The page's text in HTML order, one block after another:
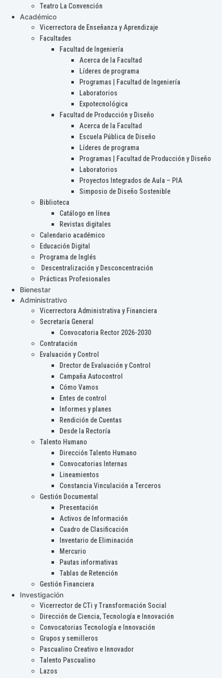
Teatro La Convención
Académico
Vicerrectora de Enseñanza y Aprendizaje
Facultades
Facultad de Ingeniería
Acerca de la Facultad
Líderes de programa
Programas | Facultad de Ingeniería
Laboratorios
Expotecnológica
Facultad de Producción y Diseño
Acerca de la Facultad
Escuela Pública de Diseño
Líderes de programa
Programas | Facultad de Producción y Diseño
Laboratorios
Proyectos Integrados de Aula – PIA
Simposio de Diseño Sostenible
Biblioteca
Catálogo en línea
Revistas digitales
Calendario académico
Educación Digital
Programa de Inglés
Descentralización y Desconcentración
Prácticas Profesionales
Bienestar
Administrativo
Vicerrectora Administrativa y Financiera
Secretaría General
Convocatoria Rector 2026-2030
Contratación
Evaluación y Control
Drector de Evaluación y Control
Campaña Autocontrol
Cómo Vamos
Entes de control
Informes y planes
Rendición de Cuentas
Desde la Rectoría
Talento Humano
Dirección Talento Humano
Convocatorias Internas
Lineamientos
Constancia Vinculación a Terceros
Gestión Documental
Presentación
Activos de Información
Cuadro de Clasificación
Inventario de Eliminación
Mercurio
Pautas informativas
Tablas de Retención
Gestión Financiera
Investigación
Vicerrector de CTi y Transformación Social
Dirección de Ciencia, Tecnología e Innovación
Convocatorias Tecnología e Innovación
Grupos y semilleros
Pascualino Creativo e Innovador
Talento Pascualino
Lazos